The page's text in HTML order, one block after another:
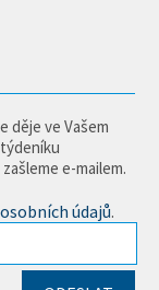
děje ve Vašem
e-mailem.
údajů.